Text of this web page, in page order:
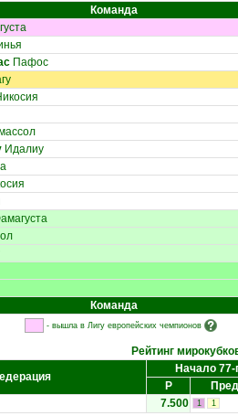
Команда
Пафос
Идалиу
Команда
- вышла в Лигу европейских чемпионов
Рейтинг
Начало 77-
Р
7.500 1 1